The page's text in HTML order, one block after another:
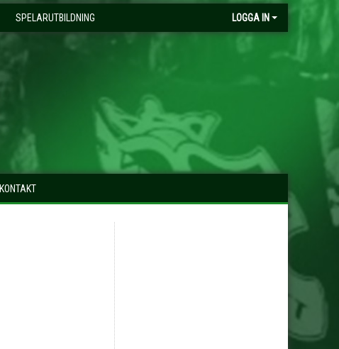
SPELARUTBILDNING LOGGA IN
KONTAKT